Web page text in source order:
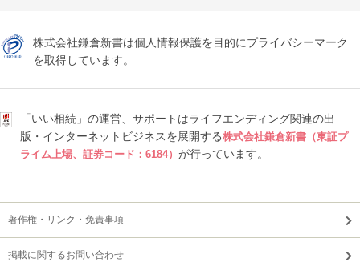
株式会社鎌倉新書は個人情報保護を目的にプライバシーマーク
を取得しています。
「いい相続」の運営、サポートはライフエンディング関連の出
版・インターネットビジネスを展開する株式会社鎌倉新書（東証プ
ライム上場、証券コード：6184） が行っています。
著作権・リンク・免責事項
掲載に関するお問い合わせ